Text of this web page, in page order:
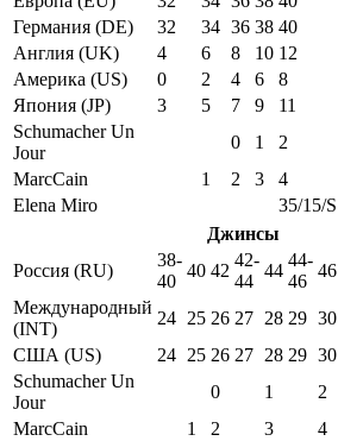
Германия (DE)
32 34 36 38 40
Англия (UK)
4 6 8 10 12
Америка (US)
0 2 4 6 8
Япония (JP)
3 5 7 9 11
Schumacher Un
Jour
0 1 2
MarcCain
1 2 3 4
Elena Miro
35/15/S
Джинсы
Россия (RU)
38-
40
40 42
42-
44
44
44-
46
46
Международный
(INT)
24 25 26 27 28 29 30
США (US)
24 25 26 27 28 29 30
Schumacher Un
Jour
0 1 2
MarcCain
1 2 3 4